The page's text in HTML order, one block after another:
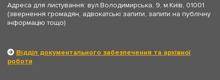
Адреса для листування: вул.Володимирська, 9, м.Київ, 01001
(звернення громадян, адвокатські запити, запити на публічну
інформацію тощо)
Відділ документального забезпечення та архівної
роботи